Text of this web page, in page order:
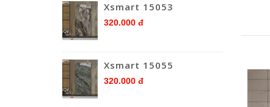
Xsmart 15053
320.000 đ
Xsmart 15055
320.000 đ